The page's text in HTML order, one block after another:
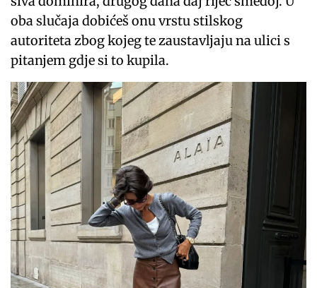
oba slučaja dobićeš onu vrstu stilskog
autoriteta zbog kojeg te zaustavljaju na ulici s
pitanjem gdje si to kupila.